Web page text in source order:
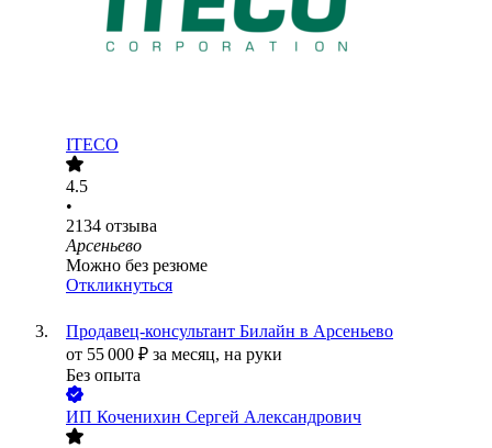
ITECO
4.5
•
2134 отзыва
Арсеньево
Можно без резюме
Откликнуться
Продавец-консультант Билайн в Арсеньево
от 55 000 ₽ за месяц, на руки
Без опыта
ИП Коченихин Сергей Александрович